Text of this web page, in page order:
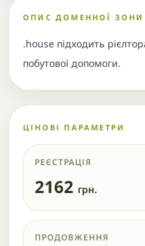
ОПИС ДОМЕННОЇ ЗОНИ
.house підходить
побутової допомоги.
ЦІНОВІ ПАРАМЕТРИ
РЕЄСТРАЦІЯ
2162 грн.
ПРОДОВЖЕННЯ